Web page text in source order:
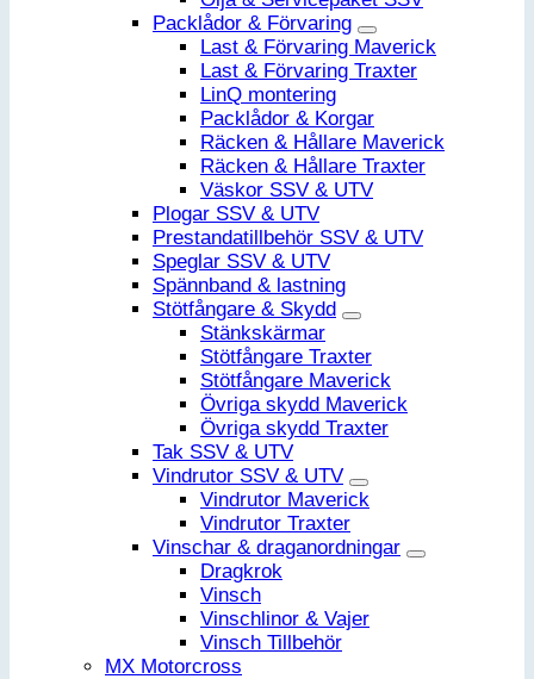
Packlådor & Förvaring
Last & Förvaring Maverick
Last & Förvaring Traxter
LinQ montering
Packlådor & Korgar
Räcken & Hållare Maverick
Räcken & Hållare Traxter
Väskor SSV & UTV
Plogar SSV & UTV
Prestandatillbehör SSV & UTV
Speglar SSV & UTV
Spännband & lastning
Stötfångare & Skydd
Stänkskärmar
Stötfångare Traxter
Stötfångare Maverick
Övriga skydd Maverick
Övriga skydd Traxter
Tak SSV & UTV
Vindrutor SSV & UTV
Vindrutor Maverick
Vindrutor Traxter
Vinschar & draganordningar
Dragkrok
Vinsch
Vinschlinor & Vajer
Vinsch Tillbehör
MX Motorcross